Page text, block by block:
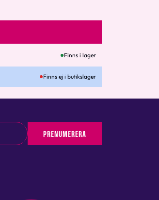
Finns i lager
Finns ej i butikslager
PRENUMERERA